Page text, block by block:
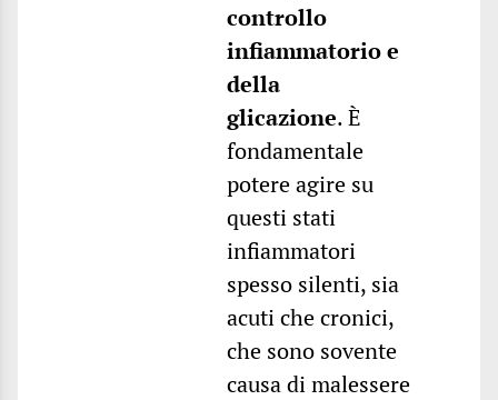
controllo
infiammatorio e
della
glicazione. È
fondamentale
potere agire su
questi stati
infiammatori
spesso silenti, sia
acuti che cronici,
che sono sovente
causa di malessere